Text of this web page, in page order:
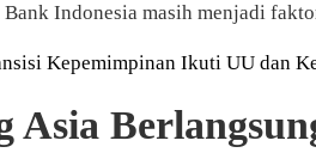
Indonesia masih menjadi
Kepemimpinan Ikuti UU dan
Asia